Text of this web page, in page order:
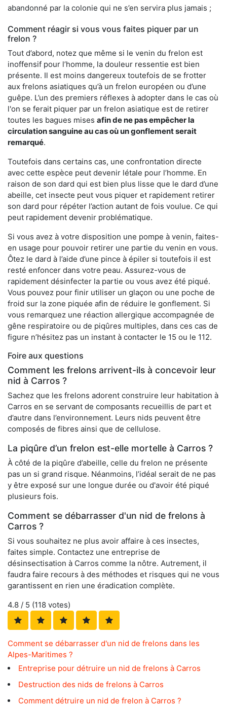
abandonné par la colonie qui ne s’en servira plus jamais ;
Comment réagir si vous vous faites piquer par un
frelon ?
Tout d’abord, notez que même si le venin du frelon est
inoffensif pour l’homme, la douleur ressentie est bien
présente. Il est moins dangereux toutefois de se frotter
aux frelons asiatiques qu’à un frelon européen ou d’une
guêpe. L’un des premiers réflexes à adopter dans le cas où
l'on se ferait piquer par un frelon asiatique est de retirer
toutes les bagues mises afin de ne pas empêcher la
circulation sanguine au cas où un gonflement serait
remarqué.
Toutefois dans certains cas, une confrontation directe
avec cette espèce peut devenir létale pour l’homme. En
raison de son dard qui est bien plus lisse que le dard d’une
abeille, cet insecte peut vous piquer et rapidement retirer
son dard pour répéter l’action autant de fois voulue. Ce qui
peut rapidement devenir problématique.
Si vous avez à votre disposition une pompe à venin, faites-
en usage pour pouvoir retirer une partie du venin en vous.
Ôtez le dard à l’aide d’une pince à épiler si toutefois il est
resté enfoncer dans votre peau. Assurez-vous de
rapidement désinfecter la partie ou vous avez été piqué.
Vous pouvez pour finir utiliser un glaçon ou une poche de
froid sur la zone piquée afin de réduire le gonflement. Si
vous remarquez une réaction allergique accompagnée de
gêne respiratoire ou de piqûres multiples, dans ces cas de
figure n’hésitez pas un instant à contacter le 15 ou le 112.
Foire aux questions
Comment les frelons arrivent-ils à concevoir leur
nid à Carros ?
Sachez que les frelons adorent construire leur habitation à
Carros en se servant de composants recueillis de part et
d’autre dans l’environnement. Leurs nids peuvent être
composés de fibres ainsi que de cellulose.
La piqûre d’un frelon est-elle mortelle à Carros ?
À côté de la piqûre d’abeille, celle du frelon ne présente
pas un si grand risque. Néanmoins, l’idéal serait de ne pas
y être exposé sur une longue durée ou d'avoir été piqué
plusieurs fois.
Comment se débarrasser d'un nid de frelons à
Carros ?
Si vous souhaitez ne plus avoir affaire à ces insectes,
faites simple. Contactez une entreprise de
désinsectisation à Carros comme la nôtre. Autrement, il
faudra faire recours à des méthodes et risques qui ne vous
garantissent en rien une éradication complète.
4.8 / 5 (118 votes)
Comment se débarrasser d'un nid de frelons dans les
Alpes-Maritimes ?
Entreprise pour détruire un nid de frelons à Carros
Destruction des nids de frelons à Carros
Comment détruire un nid de frelon à Carros ?